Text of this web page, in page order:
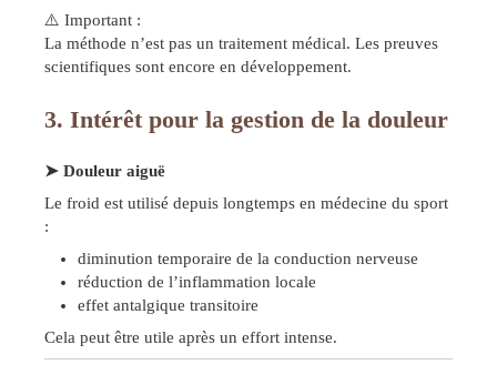
⚠️ Important :
La méthode n’est pas un traitement médical. Les preuves
scientifiques sont encore en développement.
3. Intérêt pour la gestion de la douleur
➤ Douleur aiguë
Le froid est utilisé depuis longtemps en médecine du sport
:
diminution temporaire de la conduction nerveuse
réduction de l’inflammation locale
effet antalgique transitoire
Cela peut être utile après un effort intense.